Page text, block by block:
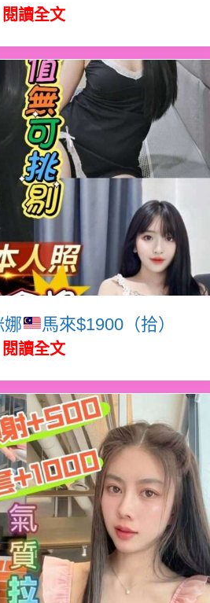
閱讀全文
娜 馬來$1900（拾）
閱讀全文